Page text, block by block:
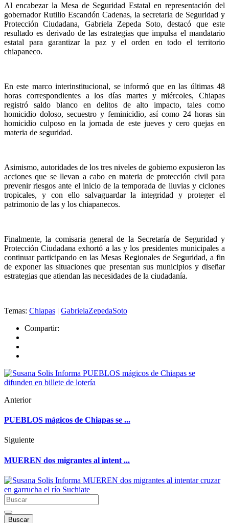
Al encabezar la Mesa de Seguridad Estatal en representación del
gobernador Rutilio Escandón Cadenas, la secretaria de Seguridad y
Protección Ciudadana, Gabriela Zepeda Soto, destacó que este
resultado es derivado de las estrategias que impulsa el mandatario
estatal para garantizar la paz y el orden en todo el territorio
chiapaneco.
En este marco interinstitucional, se informó que en las últimas 48
horas correspondientes a los días martes y miércoles, Chiapas
registró saldo blanco en delitos de alto impacto, tales como
homicidio doloso, secuestro y feminicidio, así como 24 horas sin
homicidio culposo en la jornada de este jueves y cero quejas en
materia de seguridad.
Asimismo, autoridades de los tres niveles de gobierno expusieron las
acciones que se llevan a cabo en materia de protección civil para
prevenir riesgos ante el inicio de la temporada de lluvias y ciclones
tropicales, y con ello salvaguardar la integridad y proteger el
patrimonio de las y los chiapanecos.
Finalmente, la comisaria general de la Secretaría de Seguridad y
Protección Ciudadana exhortó a las y los presidentes municipales a
continuar participando en las Mesas Regionales de Seguridad, a fin
de exponer las situaciones que presentan sus municipios y diseñar
estrategias que atiendan las necesidades de la ciudadanía.
Temas: Chiapas | GabrielaZepedaSoto
Compartir:
Anterior
PUEBLOS mágicos de Chiapas se ...
Siguiente
MUEREN dos migrantes al intent ...
Buscar